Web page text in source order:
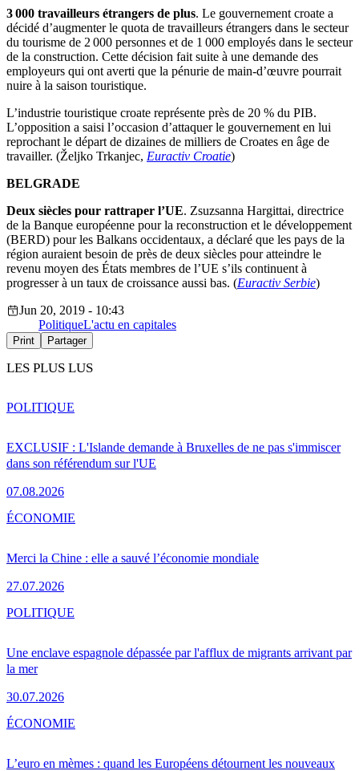
3 000 travailleurs étrangers de plus. Le gouvernement croate a
décidé d’augmenter le quota de travailleurs étrangers dans le secteur
du tourisme de 2 000 personnes et de 1 000 employés dans le secteur
de la construction. Cette décision fait suite à une demande des
employeurs qui ont averti que la pénurie de main-d’œuvre pourrait
nuire à la saison touristique.
L’industrie touristique croate représente près de 20 % du PIB.
L’opposition a saisi l’occasion d’attaquer le gouvernement en lui
reprochant le départ de dizaines de milliers de Croates en âge de
travailler. (Željko Trkanjec, Euractiv Croatie)
BELGRADE
Deux siècles pour rattraper l’UE. Zsuzsanna Hargittai, directrice
de la Banque européenne pour la reconstruction et le développement
(BERD) pour les Balkans occidentaux, a déclaré que les pays de la
région auraient besoin de près de deux siècles pour atteindre le
revenu moyen des États membres de l’UE s’ils continuent à
progresser à un taux de croissance aussi bas. (Euractiv Serbie)
Jun 20, 2019 - 10:43
PolitiqueL'actu en capitales
Print Partager
LES PLUS LUS
EXCLUSIF : L'Islande demande à Bruxelles de ne pas s'immiscer
dans son référendum sur l'UE
07.08.2026
POLITIQUE
Merci la Chine : elle a sauvé l’économie mondiale
27.07.2026
ÉCONOMIE
Une enclave espagnole dépassée par l'afflux de migrants arrivant par
la mer
30.07.2026
POLITIQUE
L’euro en mèmes : quand les Européens détournent les nouveaux
ÉCONOMIE